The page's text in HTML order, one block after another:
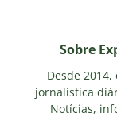
Sobre
Desde
jornalística
Notícias,